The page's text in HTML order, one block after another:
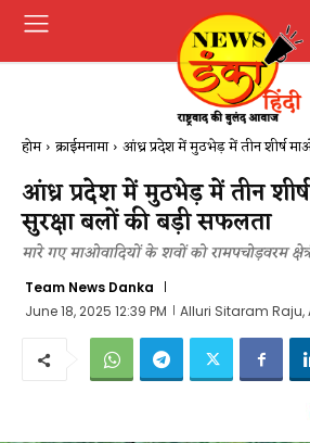
होम क्राईमनामा आंध्र प्रदेश में मुठभेड़ में तीन शीर्ष
आंध्र प्रदेश में मुठभेड़ में तीन
सुरक्षा बलों की बड़ी सफलता
मारे गए माओवादियों के शवों को रामपचोड़वरम
Team News Danka
June 18, 2025 12:39 PM
Alluri Sitaram Raju,